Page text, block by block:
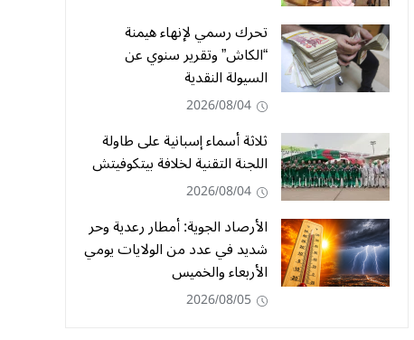
تحرك رسمي لإنهاء هيمنة
“الكاش” وتقرير سنوي عن
السيولة النقدية
2026/08/04
ثلاثة أسماء إسبانية على طاولة
اللجنة التقنية لخلافة بيتكوفيتش
2026/08/04
الأرصاد الجوية: أمطار رعدية وحر
شديد في عدد من الولايات يومي
الأربعاء والخميس
2026/08/05